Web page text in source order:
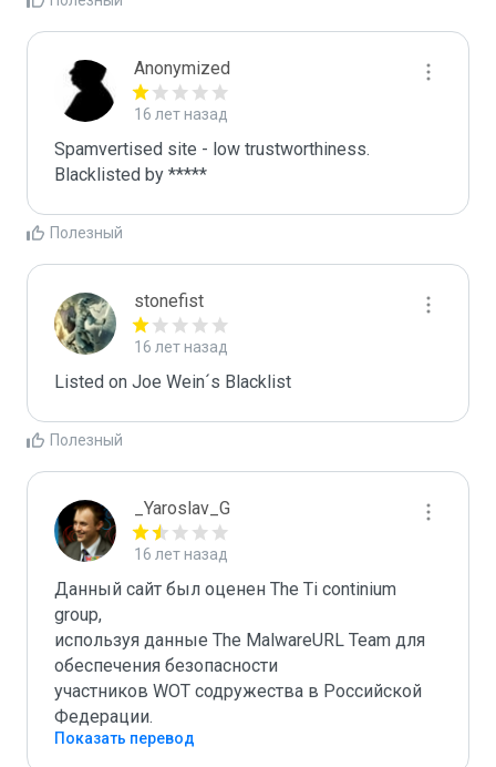
Anonymized
16 лет назад
Spamvertised site - low trustworthiness.
Blacklisted by *****
Полезный
stonefist
16 лет назад
Listed on Joe Wein´s Blacklist
Полезный
_Yaroslav_G
16 лет назад
Данный сайт был оценен The Ti continium
group,
используя данные The MalwareURL Team для
обеспечения безопасности
участников WOT содружества в Российской
Федерации.
Показать перевод